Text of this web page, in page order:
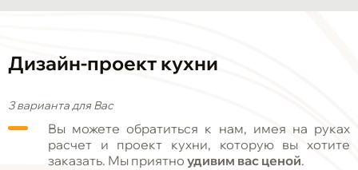
Дизайн-проект кухни
3 варианта для Вас
Вы можете обратиться к нам, имея на руках
расчет и проект кухни, которую вы хотите
заказать. Мы приятно удивим вас ценой.